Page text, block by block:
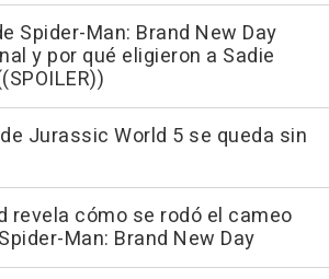
Spider-Man: Brand New Day
y por qué eligieron a Sadie
Jurassic World 5 se queda sin
revela cómo se rodó el cameo
Man: Brand New Day